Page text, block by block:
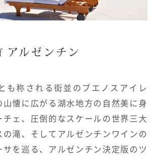
アルゼンチン
も称される街並のブエノスアイレ
山懐に広がる湖水地方の自然美に身
チェ、圧倒的なスケールの世界三大
の滝、そしてアルゼンチンワインの
サを巡る、アルゼンチン決定版のツ